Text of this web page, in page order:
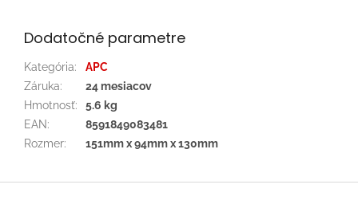
Dodatočné parametre
Kategória:
APC
Záruka:
24 mesiacov
Hmotnosť:
5.6 kg
EAN:
8591849083481
Rozmer: 151mm x 94mm x 130mm
Z